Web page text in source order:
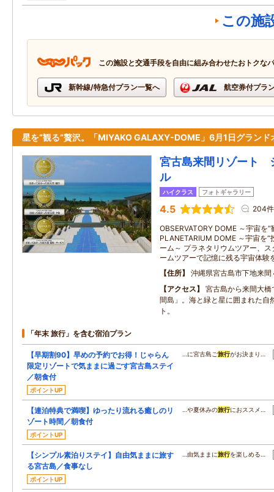
この施
この施設と交通手段を自由に組み合わせたおトクな
新幹線/特急付プラン一覧へ 航空券付プラ
星を“観る”贅沢。「MIYAKO GALAXY-DOME」6月1日グランド
宮古島来間リゾート
ル
ハイクラス フォトギャラリー
4.5 204件
OBSERVATORY DOME ～宇宙を
PLANETARIUM DOME ～宇宙を
ーム～ プラネタリウムツアー、
ームツアーで記憶に残る宇宙体験
住所
沖縄県宮古島市下地来間
アクセス
宮古島から来間大
間島」。海と緑と星に囲まれた自
ト。
「年末 旅行」を含む宿泊プラン
【早期割90】早めの予約でお得！じゃらん
限定リゾートで気ままに過ごす宮古島ステイ
／朝食付
ポイントUP
…に宮古島ご旅行がお決まり…
【連泊特典で満喫】ゆったり流れる癒しのリ
ゾート時間／朝食付
ポイントUP
…や夏休みの旅行におススメ…
【シンプル素泊りステイ】自由気ままに旅す
る宮古島／食事なし
ポイントUP
…由気ままに旅行を楽しめる…